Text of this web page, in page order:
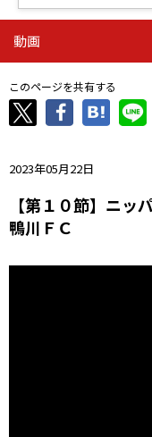
ニッパツ
ニッパツ
-
動画
このページを共有する
2023年05月22日
【第１０節】ニッ
鴨川ＦＣ